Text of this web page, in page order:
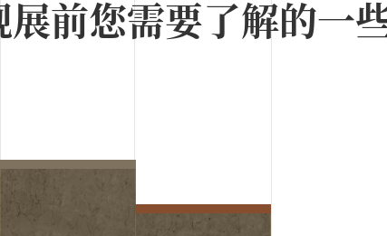
展前您需要了解的一